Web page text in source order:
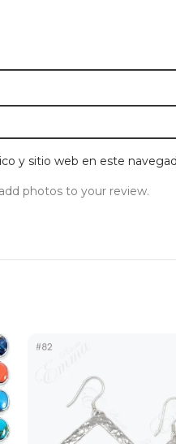
y sitio web en este
photos to your review.